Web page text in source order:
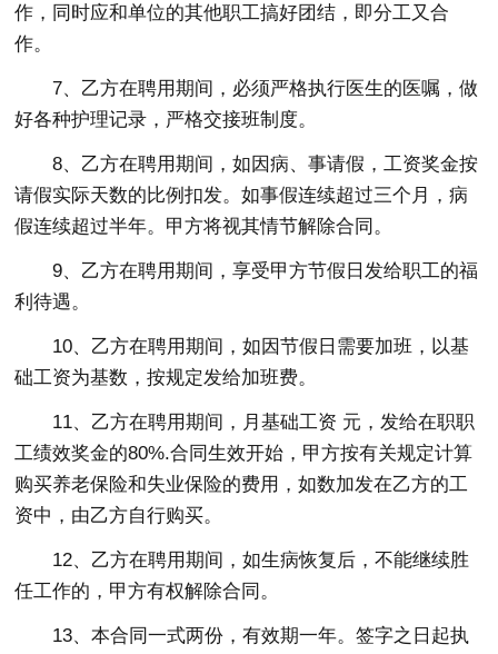
作，同时应和单位的其他职工搞好团结，即分工又合
作。
7、乙方在聘用期间，必须严格执行医生的医嘱，做
好各种护理记录，严格交接班制度。
8、乙方在聘用期间，如因病、事请假，工资奖金按
请假实际天数的比例扣发。如事假连续超过三个月，病
假连续超过半年。甲方将视其情节解除合同。
9、乙方在聘用期间，享受甲方节假日发给职工的福
利待遇。
10、乙方在聘用期间，如因节假日需要加班，以基
础工资为基数，按规定发给加班费。
11、乙方在聘用期间，月基础工资 元，发给在职职
工绩效奖金的80%.合同生效开始，甲方按有关规定计算
购买养老保险和失业保险的费用，如数加发在乙方的工
资中，由乙方自行购买。
12、乙方在聘用期间，如生病恢复后，不能继续胜
任工作的，甲方有权解除合同。
13、本合同一式两份，有效期一年。签字之日起执